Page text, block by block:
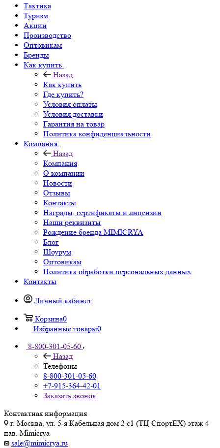
Тактика
Туризм
Акции
Производство
Оптовикам
Бренды
Как купить
Назад
Как купить
Где купить?
Условия оплаты
Условия доставки
Гарантия на товар
Политика конфиденциальности
Компания
Назад
Компания
О компании
Новости
Отзывы
Контакты
Награды, сертификаты и лицензии
Наши реквизиты
Рождение бренда MIMICRYA
Блог
Шоурум
Оптовикам
Политика обработки персональных данных
Контакты
Личный кабинет
Корзина0
Избранные товары0
8-800-301-05-60
Назад
Телефоны
8-800-301-05-60
+7-915-364-42-01
Заказать звонок
Контактная информация
г. Москва, ул. 5-я Кабельная дом 2 с1 (ТЦ СпортEX) этаж 4
пав. Mimicrya
sale@mimicrya.ru